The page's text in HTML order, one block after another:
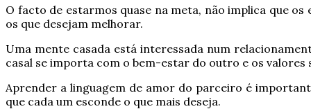
O facto de estarmos quase na meta, não implica que
os que desejam melhorar.
Uma mente casada está interessada num
casal se importa com o bem-estar do outro e os valores
Aprender a linguagem de amor do parceiro é
que cada um esconde o que mais deseja.